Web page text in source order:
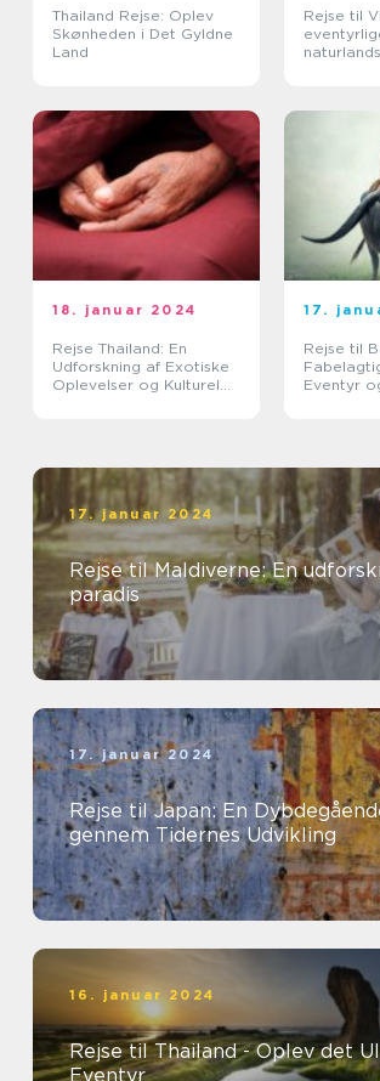
Thailand Rejse: Oplev
Skønheden i Det Gyldne
Land
Rejse til
18. januar 2024
Rejse Thailand: En
Udforskning af Exotiske
Oplevelser og Kulturel
17.
Rejse til
Eventyr
17. januar 2024
Rejse til Maldiverne: En
paradis
17. januar 2024
Rejse til Japan: En
gennem Tidernes Udvikling
16. januar 2024
Rejse til Thailand - Oplev det
Eventyr